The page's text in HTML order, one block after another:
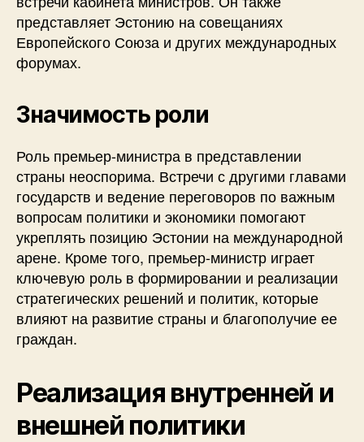
представляет Эстонию на совещаниях
Европейского Союза и других международных
форумах.
Значимость роли
Роль премьер-министра в представлении
страны неоспорима. Встречи с другими главами
государств и ведение переговоров по важным
вопросам политики и экономики помогают
укреплять позицию Эстонии на международной
арене. Кроме того, премьер-министр играет
ключевую роль в формировании и реализации
стратегических решений и политик, которые
влияют на развитие страны и благополучие ее
граждан.
Реализация внутренней и
внешней политики